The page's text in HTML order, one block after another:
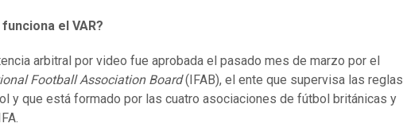
el VAR?
arbitral por video fue aprobada el pasado mes de marzo por el
Football Association Board(IFAB), el ente que supervisa las reglas
y que está formado por las cuatro asociaciones de fútbol británicas y